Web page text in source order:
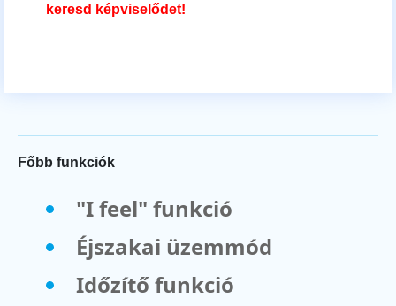
keresd képviselődet!
Főbb funkciók
"I feel" funkció
Éjszakai üzemmód
Időzítő funkció